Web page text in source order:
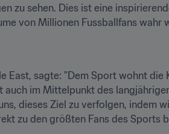
zu sehen. Dies ist eine
von Millionen Fussballfans wahr
sagte: "Dem Sport wohnt die
auch im Mittelpunkt des
dieses Ziel zu verfolgen, indem
zu den größten Fans des Sports